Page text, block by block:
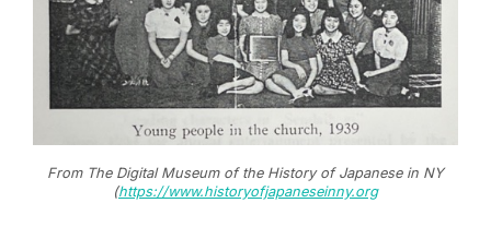
From The Digital Museum of the History of Japanese in NY
(https://www.historyofjapaneseinny.org